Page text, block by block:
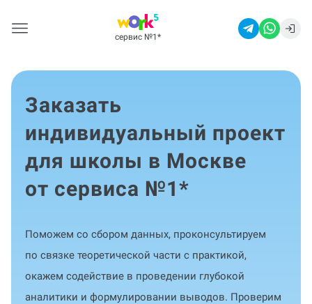
сервис №1 *
Заказать
индивидуальный проект
для школы в Москве
от сервиса №1*
Поможем со сбором данных, проконсультируем
по связке теоретической части с практикой,
окажем содействие в проведении глубокой
аналитики и формулировании выводов. Проверим